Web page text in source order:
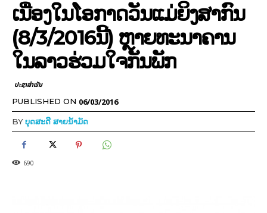
ເນື່ອງໃນໂອກາດວັນແມ່ຍິງສາກົນ
(8/3/2016ນີ້) ຫຼາຍທະນາຄານ
ໃນລາວຮ່ວມໃຈກັນພັກ
ປະຊາສຳພັນ
PUBLISHED ON 06/03/2016
BYບຸດສະດີ ສາຍນ້ຳມັດ
690